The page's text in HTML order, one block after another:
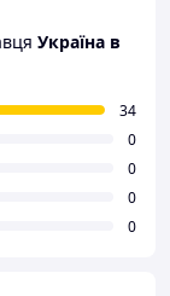
Україна в
34
0
0
0
0